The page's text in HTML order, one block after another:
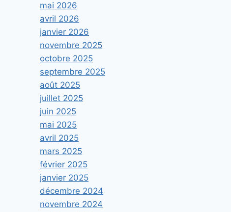
mai 2026
avril 2026
janvier 2026
novembre 2025
octobre 2025
septembre 2025
août 2025
juillet 2025
juin 2025
mai 2025
avril 2025
mars 2025
février 2025
janvier 2025
décembre 2024
novembre 2024